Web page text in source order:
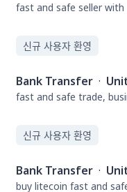
fast and safe seller with
신규 사용자 환영
Bank Transfer ·
fast and safe trade,
신규 사용자 환영
Bank Transfer ·
buy litecoin fast and